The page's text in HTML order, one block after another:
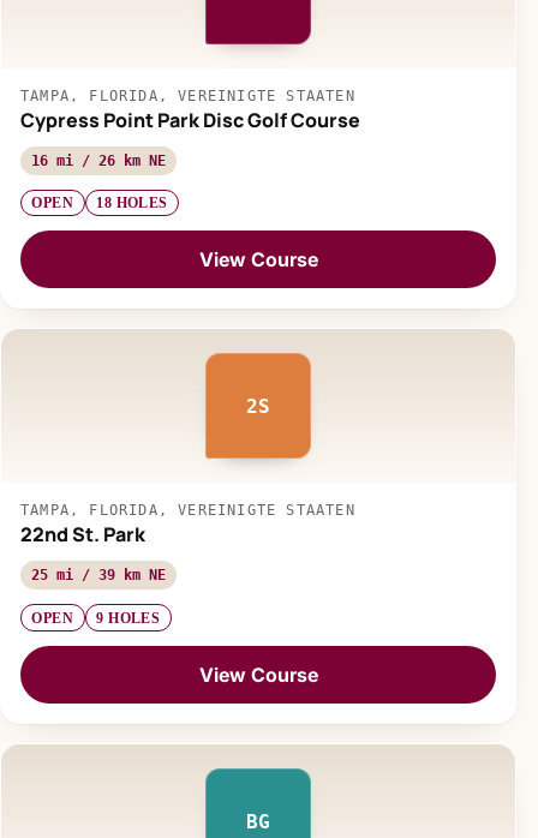
TAMPA, FLORIDA, VEREINIGTE STAATEN
Cypress Point Park Disc Golf Course
16 mi / 26 km NE
OPEN 18 HOLES
View Course
2S
TAMPA, FLORIDA, VEREINIGTE STAATEN
22nd St. Park
25 mi / 39 km NE
OPEN 9 HOLES
View Course
BG